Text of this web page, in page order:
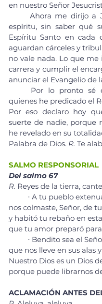
en nuestro Señor
espíritu, sin saber qué
Espíritu Santo en cada
aguardan cárceles y
no vale nada. Lo que
carrera y cumplir el
anunciar el Evangelio de
quienes he predicado el
Por eso declaro hoy
suerte de nadie, porque
he revelado en su
Palabra de Dios. R. Te
SALMO RESPONSORIAL
Del salmo 67
R. Reyes de la tierra,
∙ A tu pueblo
nos colmaste, Señor, de
y habitó tu rebaño en
que tu amor preparó
∙ Bendito sea el
que nos lleve en sus alas
Nuestro Dios es un Dios
porque puede librarnos
ACLAMACIÓN ANTES